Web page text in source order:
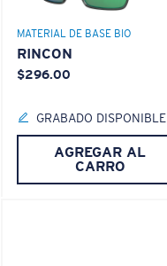
MATERIAL DE BASE BIO
RINCON
$296.00
GRABADO DISPONIBLE
AGREGAR AL
CARRO